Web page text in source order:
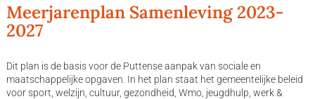
Meerjarenplan Samenleving 2023-
2027
Dit plan is de basis voor de Puttense aanpak van sociale en
maatschappelijke opgaven. In het plan staat het gemeentelijke beleid
voor sport, welzijn, cultuur, gezondheid, Wmo, jeugdhulp, werk &